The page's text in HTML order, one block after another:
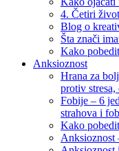
4. Četiri
Blog o
Šta znači
Kako
Anksioznost
Hrana za
protiv stresa,
Fobije – 6
strahova i
Kako
Anksioznost